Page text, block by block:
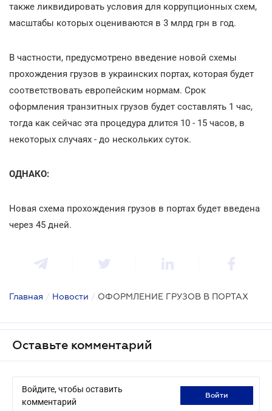
также ликвидировать условия для коррупционных схем,
масштабы которых оцениваются в 3 млрд грн в год.
В частности, предусмотрено введение новой схемы
прохождения грузов в украинских портах, которая будет
соответствовать европейским нормам. Срок
оформления транзитных грузов будет составлять 1 час,
тогда как сейчас эта процедура длится 10 - 15 часов, в
некоторых случаях - до нескольких суток.
ОДНАКО:
Новая схема прохождения грузов в портах будет введена
через 45 дней.
Главная / Новости / ОФОРМЛЕНИЕ ГРУЗОВ В ПОРТАХ
Оставьте комментарий
Войдите, чтобы оставить
комментарий
войти